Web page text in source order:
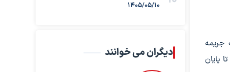
جریمه
پایان
1405/05/10
دیگران می خوانند